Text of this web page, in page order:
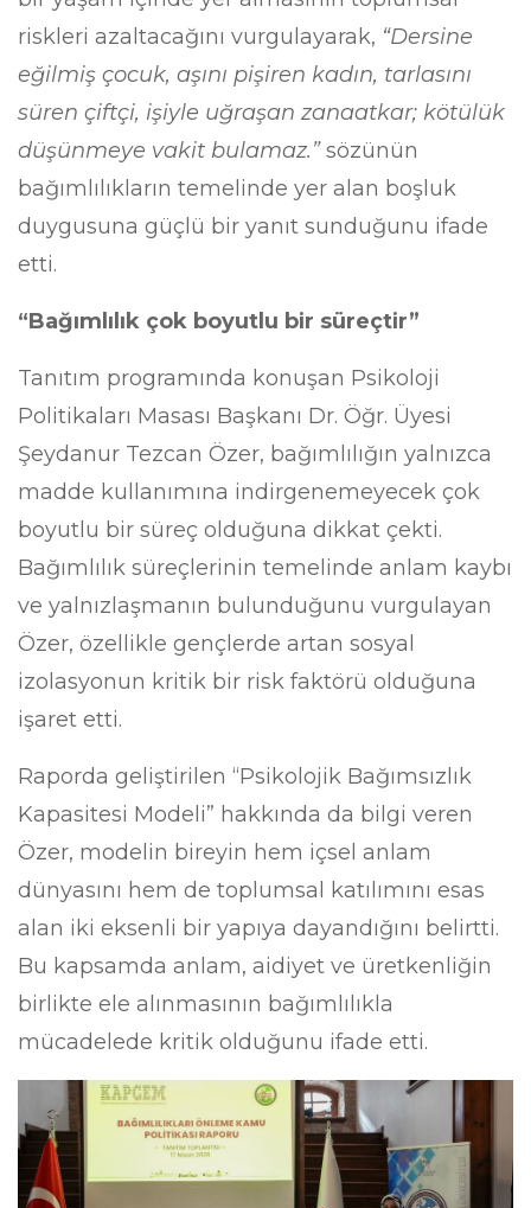
riskleri azaltacağını vurgulayarak, “Dersine
eğilmiş çocuk, aşını pişiren kadın, tarlasını
süren çiftçi, işiyle uğraşan zanaatkar; kötülük
düşünmeye vakit bulamaz.”sözünün
bağımlılıkların temelinde yer alan boşluk
duygusuna güçlü bir yanıt sunduğunu ifade
etti.
“Bağımlılık çok boyutlu bir süreçtir”
Tanıtım programında konuşan Psikoloji
Politikaları Masası Başkanı Dr. Öğr. Üyesi
Şeydanur Tezcan Özer, bağımlılığın yalnızca
madde kullanımına indirgenemeyecek çok
boyutlu bir süreç olduğuna dikkat çekti.
Bağımlılık süreçlerinin temelinde anlam kaybı
ve yalnızlaşmanın bulunduğunu vurgulayan
Özer, özellikle gençlerde artan sosyal
izolasyonun kritik bir risk faktörü olduğuna
işaret etti.
Raporda geliştirilen “Psikolojik Bağımsızlık
Kapasitesi Modeli” hakkında da bilgi veren
Özer, modelin bireyin hem içsel anlam
dünyasını hem de toplumsal katılımını esas
alan iki eksenli bir yapıya dayandığını belirtti.
Bu kapsamda anlam, aidiyet ve üretkenliğin
birlikte ele alınmasının bağımlılıkla
mücadelede kritik olduğunu ifade etti.